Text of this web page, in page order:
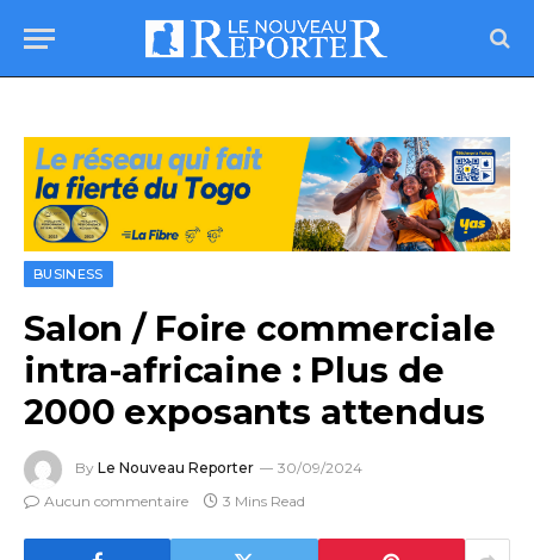
BUSINESS
Salon / Foire commerciale
intra-africaine : Plus de
2000 exposants attendus
By Le Nouveau Reporter
30/09/2024
Aucun commentaire
3 Mins Read